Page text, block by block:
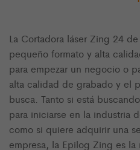
La Cortadora láser Zing 24
pequeño formato y alta
para empezar un negocio o
alta calidad de grabado y el
busca. Tanto si está
para iniciarse en la industria
como si quiere adquirir una
empresa, la Epilog Zing es